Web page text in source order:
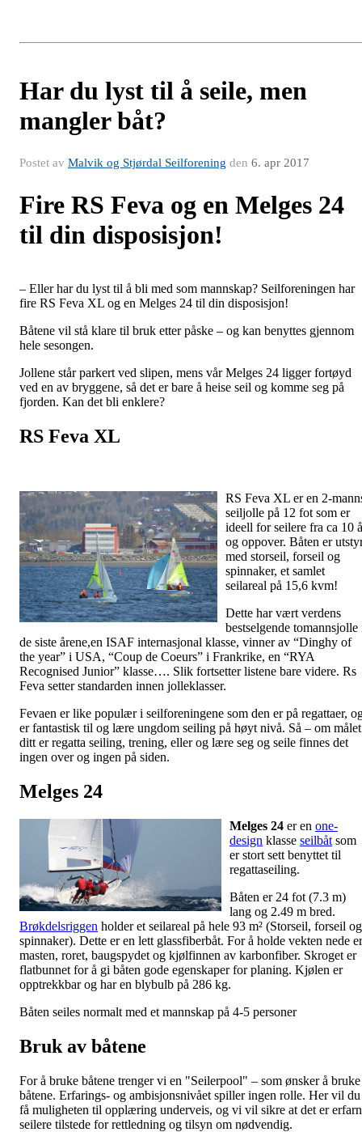
Har du lyst til å seile, men
mangler båt?
Postet av Malvik og Stjørdal Seilforening den 6. apr 2017
Fire RS Feva og en Melges 24
til din disposisjon!
– Eller har du lyst til å bli med som mannskap? Seilforeningen har
fire RS Feva XL og en Melges 24 til din disposisjon!
Båtene vil stå klare til bruk etter påske – og kan benyttes gjennom
hele sesongen.
Jollene står parkert ved slipen, mens vår Melges 24 ligger fortøyd
ved en av bryggene, så det er bare å heise seil og komme seg på
fjorden. Kan det bli enklere?
RS Feva XL
RS Feva XL er en 2-
seiljolle på 12 fot som er
ideell for seilere fra ca 10
og oppover. Båten er
med storseil, forseil og
spinnaker, et samlet
seilareal på 15,6 kvm!
Dette har vært verdens
bestselgende tomannsjolle
de siste årene,en ISAF internasjonal klasse, vinner av “Dinghy of
the year” i USA, “Coup de Coeurs” i Frankrike, en “RYA
Recognised Junior” klasse…. Slik fortsetter listene bare videre. Rs
Feva setter standarden innen jolleklasser.
Fevaen er like populær i seilforeningene som den er på regattaer,
er fantastisk til og lære ungdom seiling på høyt nivå. Så – om målet
ditt er regatta seiling, trening, eller og lære seg og seile finnes det
ingen over og ingen på siden.
Melges 24
Melges 24 er en one-
design klasse seilbåt som
er stort sett benyttet til
regattaseiling.
Båten er 24 fot (7.3 m)
lang og 2.49 m bred.
Brøkdelsriggen holder et seilareal på hele 93 m² (Storseil, forseil og
spinnaker). Dette er en lett glassfiberbåt. For å holde vekten nede er
masten, roret, baugspydet og kjølfinnen av karbonfiber. Skroget er
flatbunnet for å gi båten gode egenskaper for planing. Kjølen er
opptrekkbar og har en blybulb på 286 kg.
Båten seiles normalt med et mannskap på 4-5 personer
Bruk av båtene
For å bruke båtene trenger vi en "Seilerpool" – som ønsker å bruke
båtene. Erfarings- og ambisjonsnivået spiller ingen rolle. Her vil du
få muligheten til opplæring underveis, og vi vil sikre at det er
seilere tilstede for rettledning og tilsyn om nødvendig.